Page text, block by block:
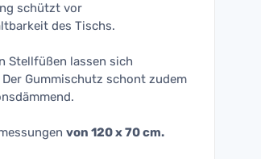
schützt vor
des Tischs.
Stellfüßen lassen sich
Gummischutz schont zudem
von 120 x 70 cm.